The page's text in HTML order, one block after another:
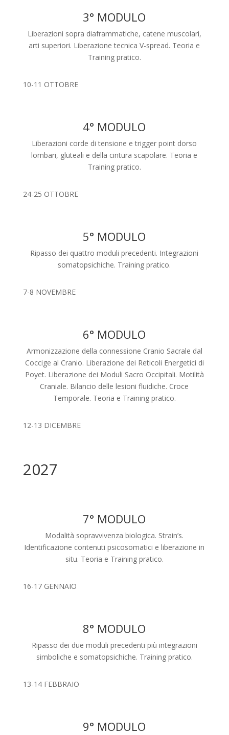
3° MODULO
Liberazioni sopra diaframmatiche, catene muscolari,
arti superiori. Liberazione tecnica V-spread. Teoria e
Training pratico.
10-11 OTTOBRE
4° MODULO
Liberazioni corde di tensione e trigger point dorso
lombari, gluteali e della cintura scapolare. Teoria e
Training pratico.
24-25 OTTOBRE
5° MODULO
Ripasso dei quattro moduli precedenti. Integrazioni
somatopsichiche. Training pratico.
7-8 NOVEMBRE
6° MODULO
Armonizzazione della connessione Cranio Sacrale dal
Coccige al Cranio. Liberazione dei Reticoli Energetici di
Poyet. Liberazione dei Moduli Sacro Occipitali. Motilità
Craniale. Bilancio delle lesioni fluidiche. Croce
Temporale. Teoria e Training pratico.
12-13 DICEMBRE
2027
7° MODULO
Modalità sopravvivenza biologica. Strain’s.
Identificazione contenuti psicosomatici e liberazione in
situ. Teoria e Training pratico.
16-17 GENNAIO
8° MODULO
Ripasso dei due moduli precedenti più integrazioni
simboliche e somatopsichiche. Training pratico.
13-14 FEBBRAIO
9° MODULO